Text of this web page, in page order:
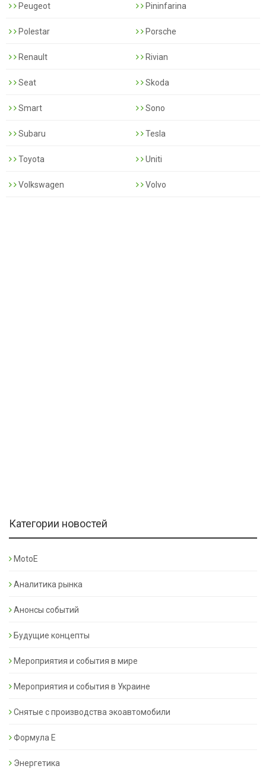
Peugeot Pininfarina
Polestar Porsche
Renault Rivian
Seat Skoda
Smart Sono
Subaru Tesla
Toyota Uniti
Volkswagen Volvo
Категории новостей
MotoE
Аналитика рынка
Анонсы событий
Будущие концепты
Мероприятия и события в мире
Мероприятия и события в Украине
Снятые с производства экоавтомобили
Формула Е
Энергетика